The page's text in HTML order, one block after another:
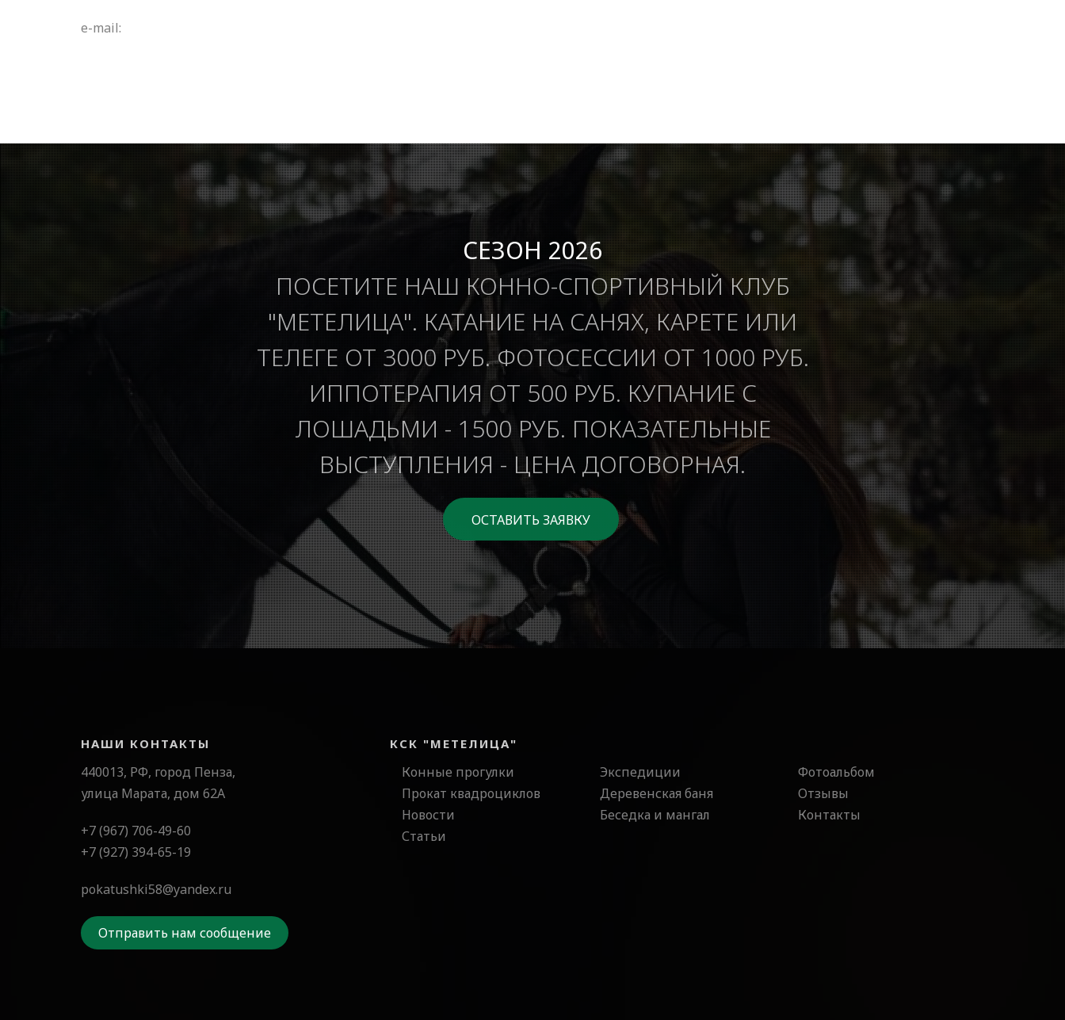
e-mail:
СЕЗОН 2026
ПОСЕТИТЕ НАШ КОННО-СПОРТИВНЫЙ КЛУБ
"МЕТЕЛИЦА". КАТАНИЕ НА САНЯХ, КАРЕТЕ ИЛИ
ТЕЛЕГЕ ОТ 3000 РУБ. ФОТОСЕССИИ ОТ 1000 РУБ.
ИППОТЕРАПИЯ ОТ 500 РУБ. КУПАНИЕ С
ЛОШАДЬМИ - 1500 РУБ. ПОКАЗАТЕЛЬНЫЕ
ВЫСТУПЛЕНИЯ - ЦЕНА ДОГОВОРНАЯ.
ОСТАВИТЬ ЗАЯВКУ
НАШИ КОНТАКТЫ
440013, РФ, город Пенза,
улица Марата, дом 62А
+7 (967) 706-49-60
+7 (927) 394-65-19
pokatushki58@yandex.ru
Отправить нам сообщение
КСК "МЕТЕЛИЦА"
Конные прогулки
Прокат квадроциклов
Новости
Статьи
Экспедиции
Деревенская баня
Беседка и мангал
Фотоальбом
Отзывы
Контакты